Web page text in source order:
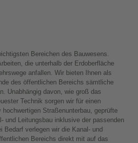
Bereichen des Bauwesens.
die unterhalb der Erdoberfläche
anfallen. Wir bieten Ihnen als
des öffentlichen Bereichs sämtliche
Unabhängig davon, wie groß das
Technik sorgen wir für einen
Straßenunterbau, geprüfte
und Leitungsbau inklusive der passenden
Bedarf verlegen wir die Kanal- und
Bereichs direkt mit auf das